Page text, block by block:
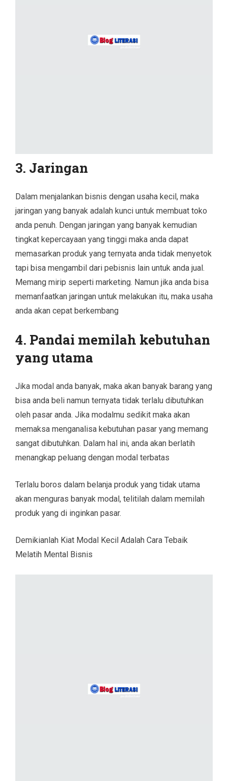
3. Jaringan
Dalam menjalankan bisnis dengan usaha kecil, maka
jaringan yang banyak adalah kunci untuk membuat toko
anda penuh. Dengan jaringan yang banyak kemudian
tingkat kepercayaan yang tinggi maka anda dapat
memasarkan produk yang ternyata anda tidak menyetok
tapi bisa mengambil dari pebisnis lain untuk anda jual.
Memang mirip seperti marketing. Namun jika anda bisa
memanfaatkan jaringan untuk melakukan itu, maka usaha
anda akan cepat berkembang
4. Pandai memilah kebutuhan
yang utama
Jika modal anda banyak, maka akan banyak barang yang
bisa anda beli namun ternyata tidak terlalu dibutuhkan
oleh pasar anda. Jika modalmu sedikit maka akan
memaksa menganalisa kebutuhan pasar yang memang
sangat dibutuhkan. Dalam hal ini, anda akan berlatih
menangkap peluang dengan modal terbatas
Terlalu boros dalam belanja produk yang tidak utama
akan menguras banyak modal, telitilah dalam memilah
produk yang di inginkan pasar.
Demikianlah Kiat Modal Kecil Adalah Cara Tebaik
Melatih Mental Bisnis